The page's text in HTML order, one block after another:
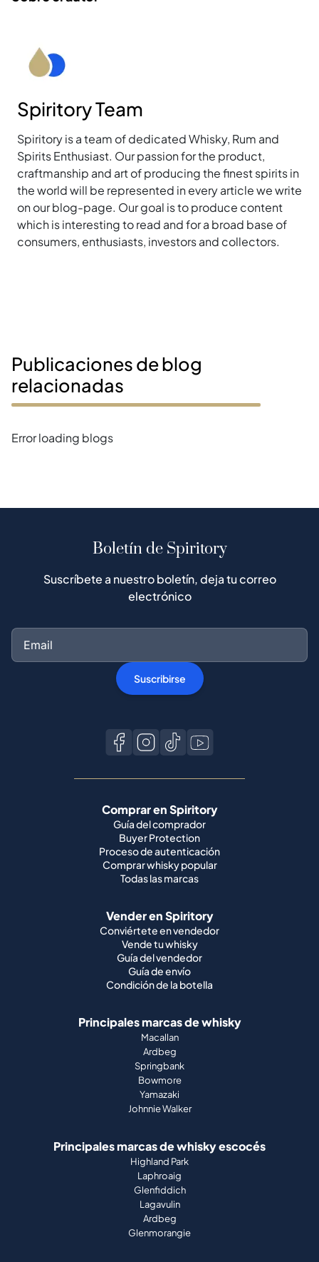
Spiritory Team
Spiritory is a team of dedicated Whisky, Rum and
Spirits Enthusiast. Our passion for the product,
craftmanship and art of producing the finest spirits in
the world will be represented in every article we write
on our blog-page. Our goal is to produce content
which is interesting to read and for a broad base of
consumers, enthusiasts, investors and collectors.
Publicaciones de blog
relacionadas
Error loading blogs
Boletín de Spiritory
Suscríbete a nuestro boletín, deja tu correo
electrónico
Suscribirse
Comprar en Spiritory
Guía del comprador
Buyer Protection
Proceso de autenticación
Comprar whisky popular
Todas las marcas
Vender en Spiritory
Conviértete en vendedor
Vende tu whisky
Guía del vendedor
Guía de envío
Condición de la botella
Principales marcas de whisky
Macallan
Ardbeg
Springbank
Bowmore
Yamazaki
Johnnie Walker
Principales marcas de whisky escocés
Highland Park
Laphroaig
Glenfiddich
Lagavulin
Ardbeg
Glenmorangie